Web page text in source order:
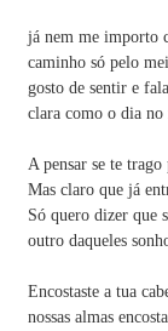
já nem me importo
caminho só pelo
gosto de sentir e
clara como o dia no
A pensar se te
Mas claro que já
Só quero dizer que
outro daqueles
Encostaste a tua
nossas almas